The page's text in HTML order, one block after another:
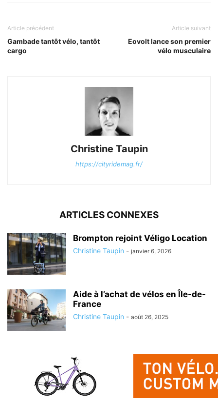
Article précédent
Gambade tantôt vélo, tantôt
cargo
Article suivant
Eovolt lance son premier
vélo musculaire
Christine Taupin
https://cityridemag.fr/
ARTICLES CONNEXES
Brompton rejoint Véligo Location
Christine Taupin - janvier 6, 2026
Aide à l’achat de vélos en Île-de-
France
Christine Taupin - août 26, 2025